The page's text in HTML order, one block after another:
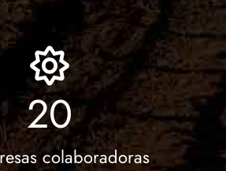
20
colaboradoras